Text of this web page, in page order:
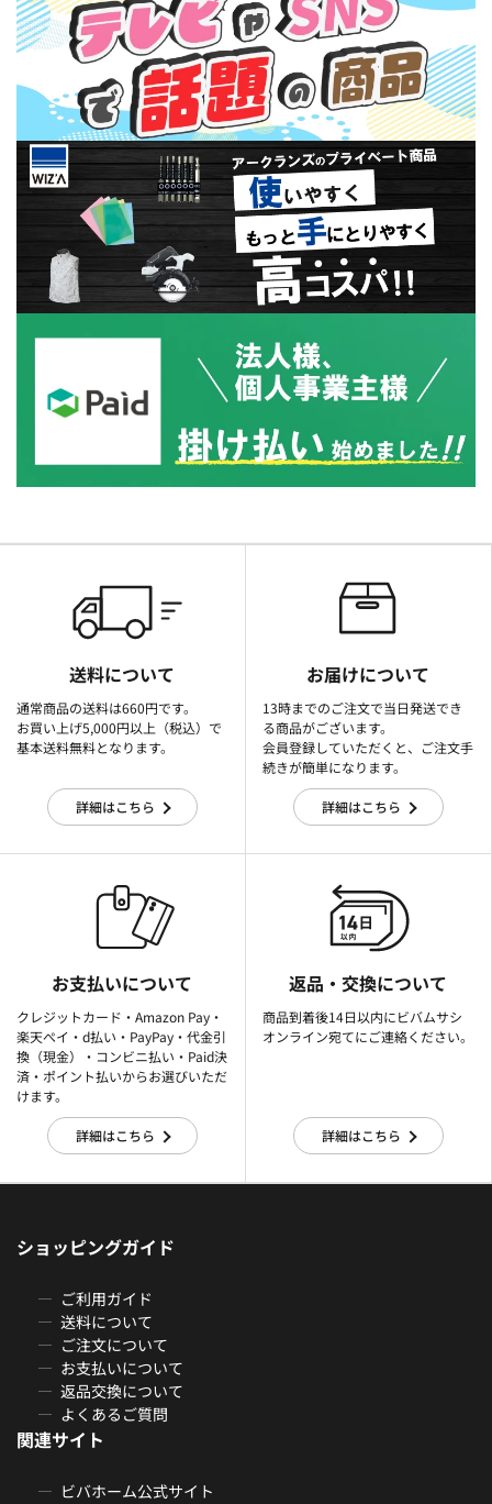
送料について
通常商品の送料は660円です。
お買い上げ5,000円以上（税込）で
基本送料無料となります。
詳細はこちら
お届けについて
13時までのご注文で当日発送でき
る商品がございます。
会員登録していただくと、ご注文手
続きが簡単になります。
詳細はこちら
お支払いについて
クレジットカード・Amazon Pay・
楽天ぺイ・d払い・PayPay・代金引
換（現金）・コンビニ払い・Paid決
済・ポイント払いからお選びいただ
けます。
詳細はこちら
返品・交換について
商品到着後14日以内にビバムサシ
オンライン宛てにご連絡ください。
詳細はこちら
ショッピングガイド
ご利用ガイド
送料について
ご注文について
お支払いについて
返品交換について
よくあるご質問
関連サイト
ビバホーム公式サイト